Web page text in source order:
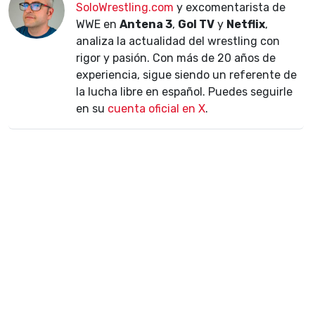
SoloWrestling.com y excomentarista de
WWE en Antena 3, Gol TV y Netflix,
analiza la actualidad del wrestling con
rigor y pasión. Con más de 20 años de
experiencia, sigue siendo un referente de
la lucha libre en español. Puedes seguirle
en su cuenta oficial en X.